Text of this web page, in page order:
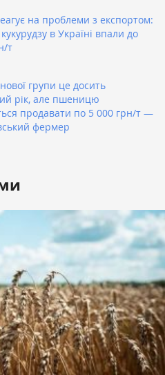
на проблеми з експортом:
в Україні впали до
т
групи це досить
рік, але пшеницю
продавати по 5 000 грн/т —
фермер